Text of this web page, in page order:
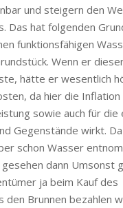
und steigern den
Das hat folgenden
funktionsfähigen
Wenn er
hätte er wesentlich
da hier die Inflation
sowie auch für die
Gegenstände wirkt. Da
schon Wasser
dann Umsonst
ja beim Kauf des
den Brunnen bezahlen